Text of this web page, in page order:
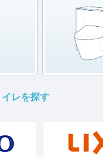
レを探す